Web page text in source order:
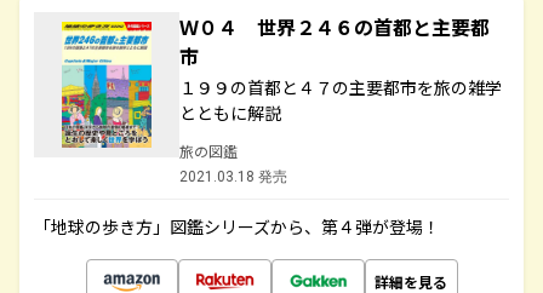
Ｗ０４ 世界２４６の首都と主要都
市
１９９の首都と４７の主要都市を旅の雑学
とともに解説
旅の図鑑
2021.03.18 発売
「地球の歩き方」図鑑シリーズから、第４弾が登場！
詳細を見る